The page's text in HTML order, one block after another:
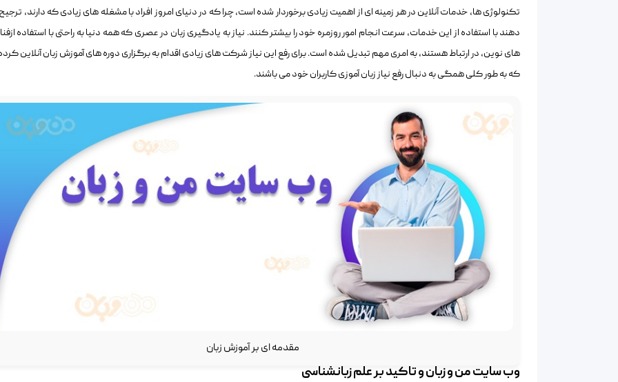
تکنولوژی ها، خدمات آنلاین در هر زمینه ای از اهمیت زیادی برخوردار شده است، چرا که در دنیای امروز افراد با مشغله های زیادی که دارند،
دهند با استفاده از این خدمات، سرعت انجام امور روزمره خود را بیشتر کنند. نیاز به یادگیری زبان در عصری که همه دنیا به راحتی با استفاده
های نوین، در ارتباط هستند، به امری مهم تبدیل شده است. برای رفع این نیاز شرکت های زیادی اقدام به برگزاری دوره های آموزش زبان آنلاین
که به طور کلی همگی به دنبال رفع نیاز زبان آموزی کاربران خود می باشند.
مقدمه ای بر آموزش زبان
وب سایت من و زبان و تاکید بر علم زبانشناسی